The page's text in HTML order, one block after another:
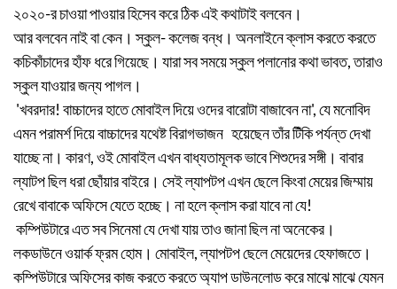
২০২০-র চাওয়া পাওয়ার হিসেব করে ঠিক এই কথাটাই বলবেন।
আর বলবেন নাই বা কেন। স্কুল- কলেজ বন্ধ। অনলাইনে ক্লাস করতে করতে
কচিকাঁচাদের হাঁফ ধরে গিয়েছে। যারা সব সময়ে স্কুল পলানোর কথা ভাবত, তারাও
স্কুল যাওয়ার জন্য পাগল।
'খবরদার! বাচ্চাদের হাতে মোবাইল দিয়ে ওদের বারোটা বাজাবেন না', যে মনোবিদ
এমন পরামর্শ দিয়ে বাচ্চাদের যথেষ্ট বিরাগভাজন হয়েছেন তাঁর টিঁকি পর্যন্ত দেখা
যাচ্ছে না। কারণ, ওই মোবাইল এখন বাধ্যতামূলক ভাবে শিশুদের সঙ্গী‌। বাবার
ল্যাটপ ছিল ধরা ছোঁয়ার বাইরে। সেই ল্যাপটপ এখন ছেলে কিংবা মেয়ের জিম্মায়
রেখে বাবাকে অফিসে যেতে হচ্ছে। না হলে ক্লাস করা যাবে না যে!
কম্পিউটারে এত সব সিনেমা যে দেখা যায় তাও জানা ছিল না অনেকের।
লকডাউনে ওয়ার্ক ফ্রম হোম। মোবাইল, ল্যাপটপ ছেলে মেয়েদের হেফাজতে।
কম্পিউটারে অফিসের কাজ করতে করতে অ্যাপ ডাউনলোড করে মাঝে মাঝে যেমন